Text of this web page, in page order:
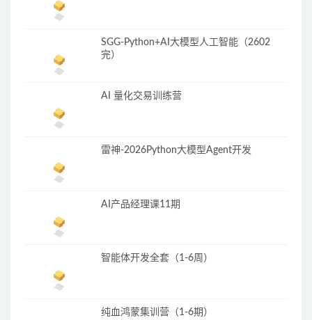
SGG-Python+AI大模型人工智能（2602
完）
AI 量化交易训练营
雷神-2026Python大模型Agent开发
AI产品经理课11期
智能体开发全套（1-6周）
纯血鸿蒙集训营（1-6期）